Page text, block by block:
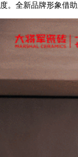
度。全新品牌形象借助